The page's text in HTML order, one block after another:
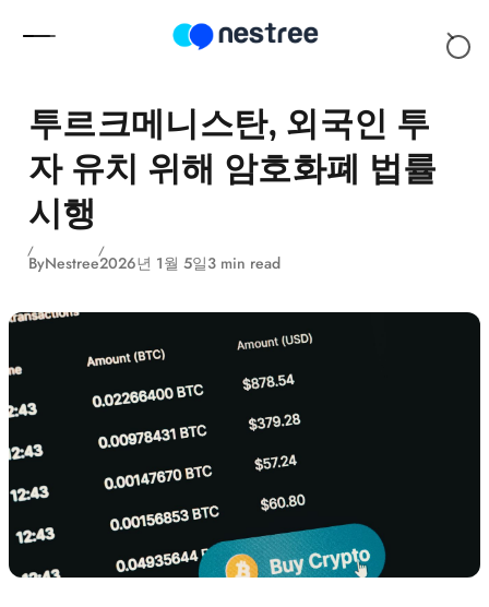
투르크메니스탄, 외국인 투
자 유치 위해 암호화폐 법률
시행
ByNestree2026년 1월 5일3 min read